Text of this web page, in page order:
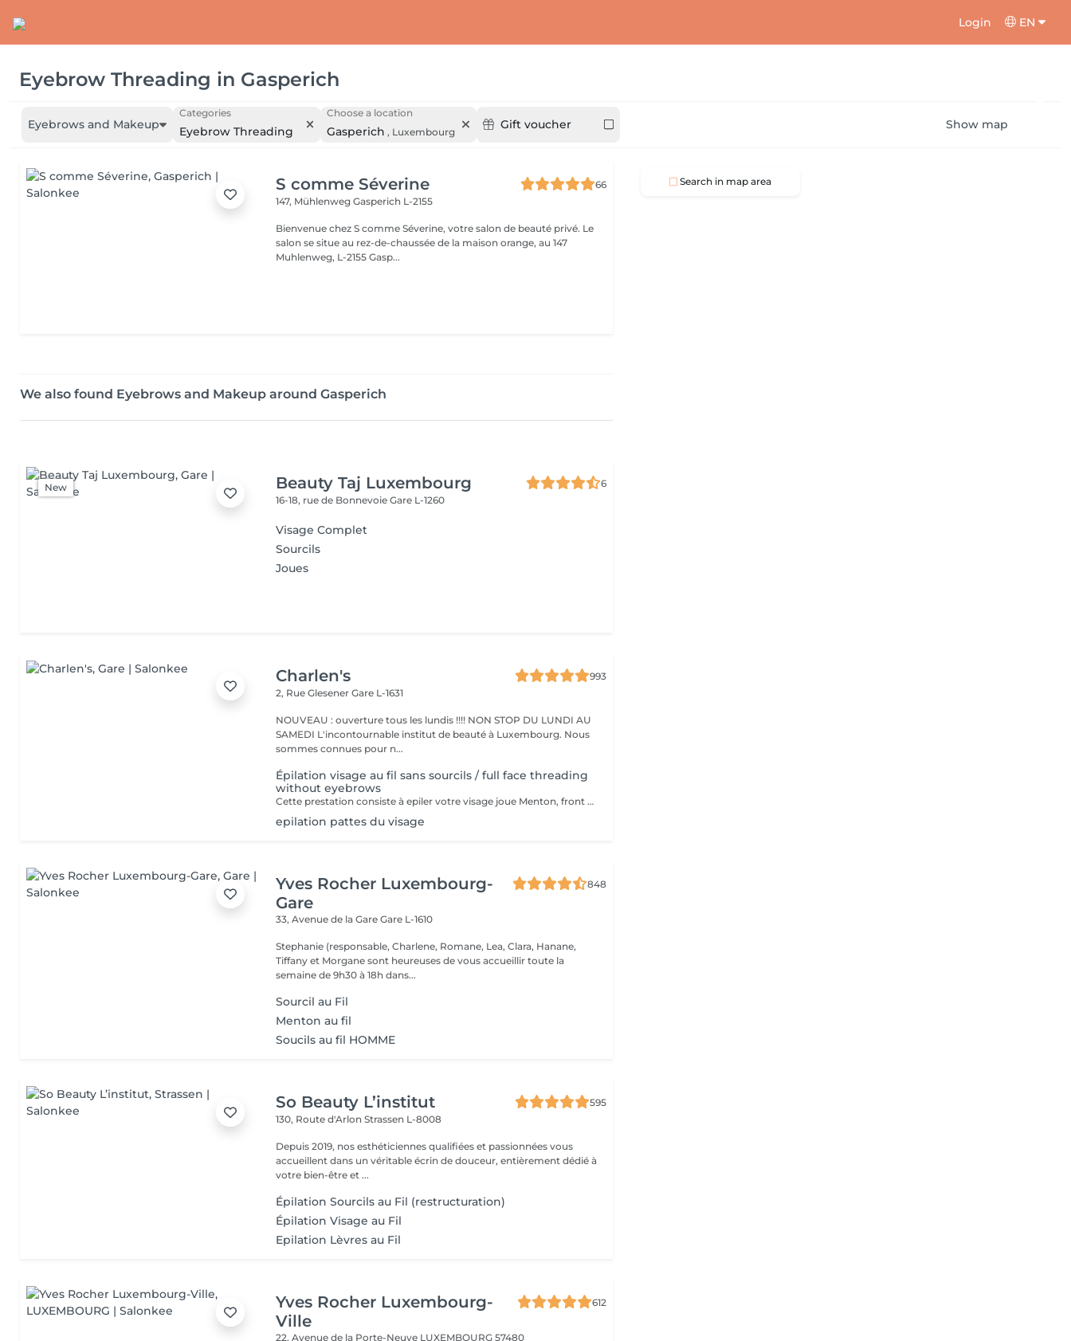
Login EN
Eyebrow Threading in Gasperich
Eyebrows and Makeup
Categories
Eyebrow Threading
Choose a location
Gasperich , Luxembourg
Gift voucher Show map
S comme Séverine
66
147, MühlenwegGasperich L-2155
Bienvenue chez S comme Séverine, votre salon de beauté privé. Le
salon se situe au rez-de-chaussée de la maison orange, au 147
Muhlenweg, L-2155 Gasp...
We also found Eyebrows and Makeup around Gasperich
New Beauty Taj Luxembourg
6
16-18, rue de BonnevoieGare L-1260
Visage Complet
Sourcils
Joues
Charlen's
993
2, Rue GlesenerGare L-1631
NOUVEAU : ouverture tous les lundis !!!! NON STOP DU LUNDI AU
SAMEDI L'incontournable institut de beauté à Luxembourg. Nous
sommes connues pour n...
Épilation visage au fil sans sourcils / full face threading
without eyebrows
Cette prestation consiste à epiler votre visage joue Menton, front et le long des oreilles les sourcils et le cou sont en extra
epilation pattes du visage
Yves Rocher Luxembourg-
Gare
848
33, Avenue de la GareGare L-1610
Stephanie (responsable, Charlene, Romane, Lea, Clara, Hanane,
Tiffany et Morgane sont heureuses de vous accueillir toute la
semaine de 9h30 à 18h dans...
Sourcil au Fil
Menton au fil
Soucils au fil HOMME
So Beauty L’institut
595
130, Route d'ArlonStrassen L-8008
Depuis 2019, nos esthéticiennes qualifiées et passionnées vous
accueillent dans un véritable écrin de douceur, entièrement dédié à
votre bien-être et ...
Épilation Sourcils au Fil (restructuration)
Épilation Visage au Fil
Epilation Lèvres au Fil
Yves Rocher Luxembourg-
Ville
612
22, Avenue de la Porte-Neuve LUXEMBOURG 57480
Search in map area